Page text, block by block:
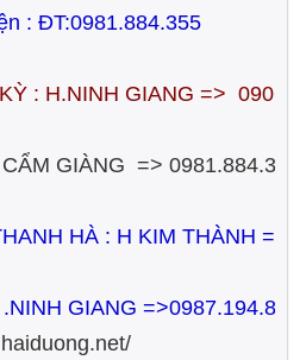
: ĐT:0981.884.355
: H.NINH GIANG =>
GIÀNG => 0981.884.355
HÀ : H KIM THÀNH
GIANG =>0987.194.833